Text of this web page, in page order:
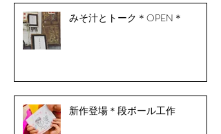
みそ汁とトーク＊OPEN＊
新作登場＊段ボール工作